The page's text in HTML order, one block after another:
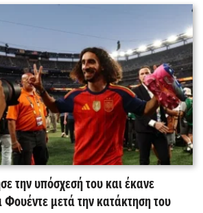
την υπόσχεσή του και έκανε
Φουέντε μετά την κατάκτηση του